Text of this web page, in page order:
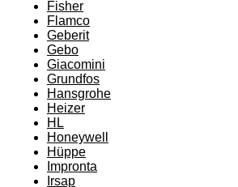
Fisher
Flamco
Geberit
Gebo
Giacomini
Grundfos
Hansgrohe
Heizer
HL
Honeywell
Hüppe
Impronta
Irsap